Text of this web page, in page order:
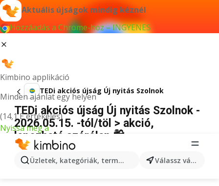
Aktuális újságok mindig kéznél
Hozzáadás a Chrome-hoz – INGYENES
Kimbino applikáció
Minden ajánlat egy helyen
(14,1 E értékelés)
Nyissa meg a
Üzletek, kategóriák, termékek keresése... Válassz várost
TEDi akciós újság Új nyitás Szolnok
TEDi akciós újság Új nyitás Szolnok -
2026.05.15. -tól/töl > akció,
lapozható szórólap 🛍️